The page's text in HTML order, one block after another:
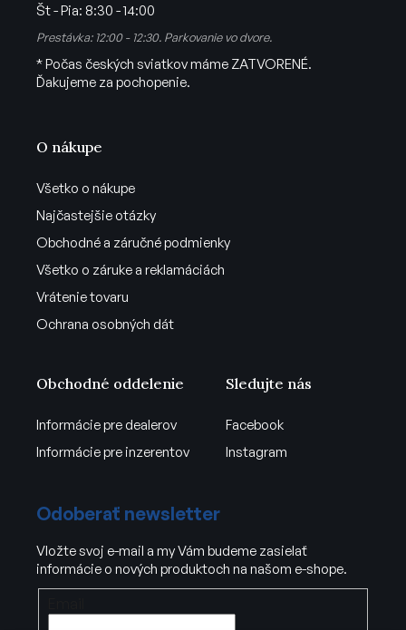
O nákupe
Všetko o nákupe
Najčastejšie otázky
Obchodné a záručné podmienky
Všetko o záruke a reklamáciách
Vrátenie tovaru
Ochrana osobných dát
Št - Pia: 8:30 - 14:00
Prestávka: 12:00 - 12:30. Parkovanie vo dvore.
* Počas českých sviatkov máme ZATVORENÉ.
Ďakujeme za pochopenie.
Obchodné oddelenie
Informácie pre dealerov
Informácie pre inzerentov
Sledujte nás
Facebook
Instagram
Odoberať newsletter
Vložte svoj e-mail a my Vám budeme zasielať
informácie o nových produktoch na našom e-shope.